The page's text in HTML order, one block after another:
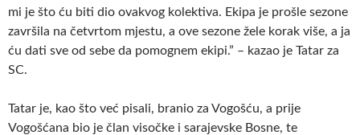
mi je što ću biti dio ovakvog kolektiva. Ekipa je prošle sezone
završila na četvrtom mjestu, a ove sezone žele korak više, a ja
ću dati sve od sebe da pomognem ekipi.” – kazao je Tatar za
SC.
Tatar je, kao što već pisali, branio za Vogošću, a prije
Vogošćana bio je član visočke i sarajevske Bosne, te